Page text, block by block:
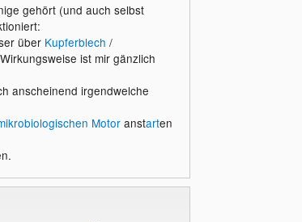
gehört (und auch selbst
über Kupferblech /
ist mir gänzlich
anscheinend irgendwelche
Motoranstarten